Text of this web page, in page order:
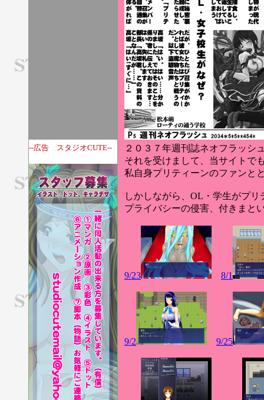
--広告 スタジオCUTE--
２０３７年週刊誌ネオフラッシ
それを受けまして、当サイトで
私自身プリティーンのファンと
しかしながら、OL・学生がプ
プライバシーの侵害、付きまと
9/23 8/1
9/2 9/25